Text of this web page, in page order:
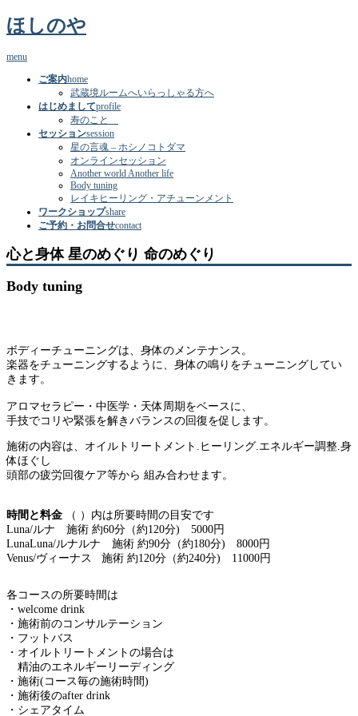
ほしのや
menu
ご案内home
武蔵境ルームへいらっしゃる方へ
はじめましてprofile
寿のこと
セッションsession
星の言魂 – ホシノコトダマ
オンラインセッション
Another world Another life
Body tuning
レイキヒーリング・アチューンメント
ワークショップshare
ご予約・お問合せcontact
心と身体 星のめぐり 命のめぐり
Body tuning
ボディーチューニングは、身体のメンテナンス。
楽器をチューニングするように、身体の鳴りをチューニングしてい
きます。
アロマセラピー・中医学・天体周期をベースに、
手技でコリや緊張を解きバランスの回復を促します。
施術の内容は、オイルトリートメント.ヒーリング.エネルギー調整.身
体ほぐし
頭部の疲労回復ケア等から 組み合わせます。
時間と料金 （ ）内は所要時間の目安です
Luna/ルナ 施術 約60分（約120分) 5000円
LunaLuna/ルナルナ 施術 約90分（約180分) 8000円
Venus/ヴィーナス 施術 約120分（約240分) 11000円
各コースの所要時間は
・welcome drink
・施術前のコンサルテーション
・フットバス
・オイルトリートメントの場合は
精油のエネルギーリーディング
・施術(コース毎の施術時間)
・施術後のafter drink
・シェアタイム